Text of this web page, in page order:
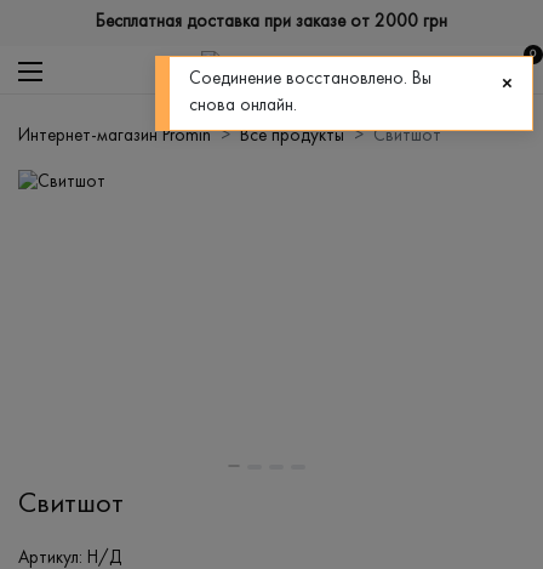
Бесплатная доставка при заказе от 2000 грн
0
Интернет-магазин Promin Все продукты Свитшот
Свитшот
Артикул: Н/Д
Соединение восстановлено. Вы
снова онлайн.